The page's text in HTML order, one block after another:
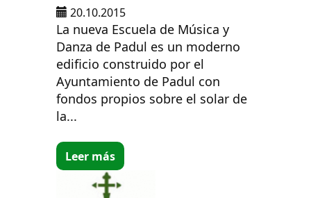
20.10.2015
La nueva Escuela de Música y
Danza de Padul es un moderno
edificio construido por el
Ayuntamiento de Padul con
fondos propios sobre el solar de
la...
Leer más